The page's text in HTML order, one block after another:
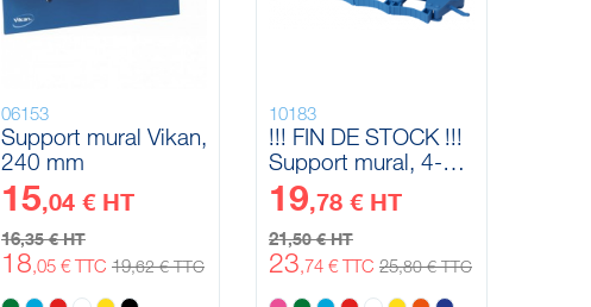
06153
Support mural Vikan,
240 mm
15,04 € HT
16,35 € HT
18,05 € TTC 19,62 € TTC
10183
!!! FIN DE STOCK !!!
Support mural, 4-6
Produits Vikan, 395
mm
19,78 € HT
21,50 € HT
23,74 € TTC 25,80 € TTC